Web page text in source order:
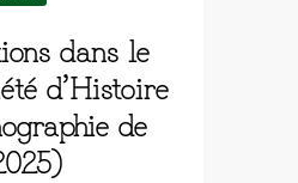
dans le
d’Histoire
de